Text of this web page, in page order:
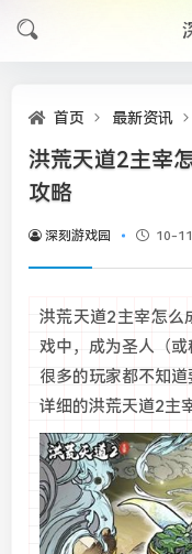
首页 最新资讯
洪荒天道2主宰
攻略
深刻游戏园 10-11
洪荒天道2主宰怎么
戏中，成为圣人（或
很多的玩家都不知
详细的洪荒天道2主